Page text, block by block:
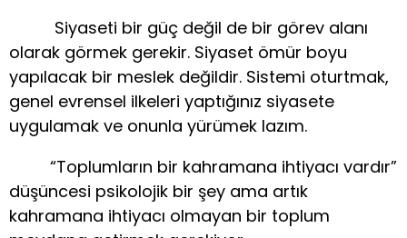
Siyaseti bir güç değil de bir görev alanı
olarak görmek gerekir. Siyaset ömür boyu
yapılacak bir meslek değildir. Sistemi oturtmak,
genel evrensel ilkeleri yaptığınız siyasete
uygulamak ve onunla yürümek lazım.
“Toplumların bir kahramana ihtiyacı vardır”
düşüncesi psikolojik bir şey ama artık
kahramana ihtiyacı olmayan bir toplum